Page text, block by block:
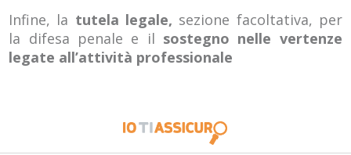
Infine, la tutela legale, sezione facoltativa, per
la difesa penale e il sostegno nelle vertenze
legate all’attività professionale